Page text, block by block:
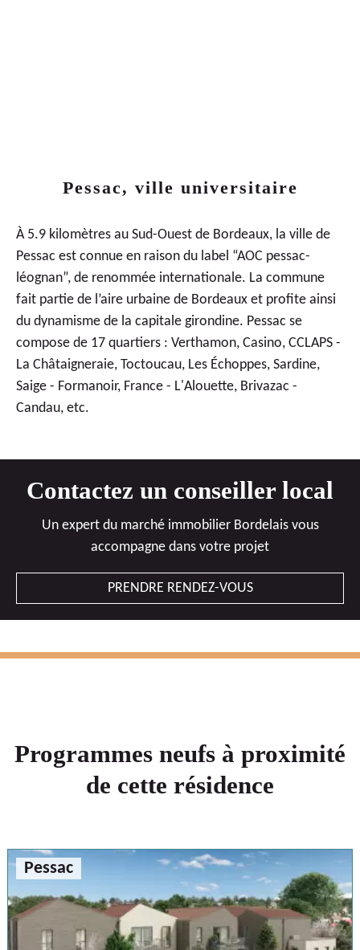
Pessac, ville universitaire
À 5.9 kilomètres au Sud-Ouest de Bordeaux, la ville de
Pessac est connue en raison du label “AOC pessac-
léognan”, de renommée internationale. La commune
fait partie de l’aire urbaine de Bordeaux et profite ainsi
du dynamisme de la capitale girondine. Pessac se
compose de 17 quartiers : Verthamon, Casino, CCLAPS -
La Châtaigneraie, Toctoucau, Les Échoppes, Sardine,
Saige - Formanoir, France - L'Alouette, Brivazac -
Candau, etc.
Contactez un conseiller local
Un expert du marché immobilier Bordelais vous
accompagne dans votre projet
PRENDRE RENDEZ-VOUS
Programmes neufs à proximité
de cette résidence
Pessac